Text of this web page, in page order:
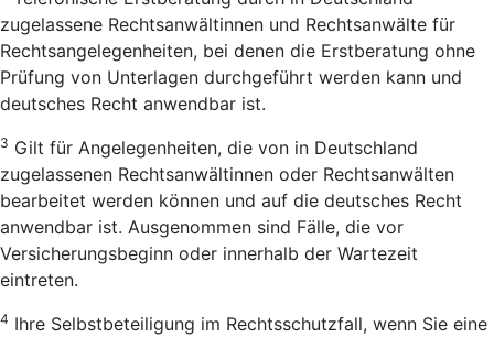
zugelassene Rechtsanwältinnen und Rechtsanwälte für
Rechtsangelegenheiten, bei denen die Erstberatung ohne
Prüfung von Unterlagen durchgeführt werden kann und
deutsches Recht anwendbar ist.
3 Gilt für Angelegenheiten, die von in Deutschland
zugelassenen Rechtsanwältinnen oder Rechtsanwälten
bearbeitet werden können und auf die deutsches Recht
anwendbar ist. Ausgenommen sind Fälle, die vor
Versicherungsbeginn oder innerhalb der Wartezeit
eintreten.
4 Ihre Selbstbeteiligung im Rechtsschutzfall, wenn Sie eine